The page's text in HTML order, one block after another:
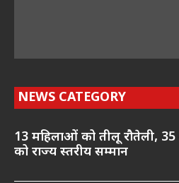
NEWS CATEGORY
13 महिलाओं को तीलू रौतेली, 35
को राज्य स्तरीय सम्मान